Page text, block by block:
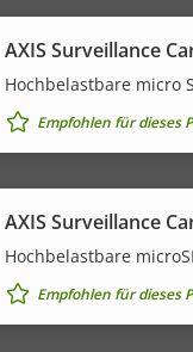
AXIS Surveillance
Hochbelastbare micro
Empfohlen für dieses
AXIS Surveillance
Hochbelastbare
Empfohlen für dieses